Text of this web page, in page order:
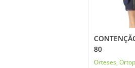
80
Orteses,